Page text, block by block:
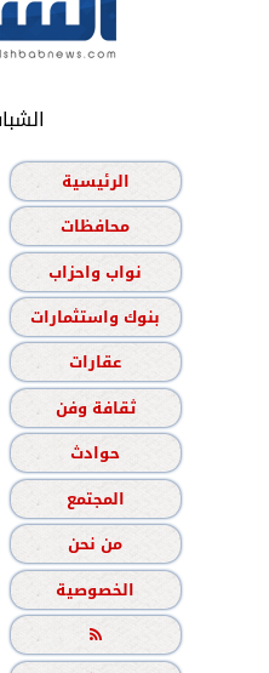
الرئيسية
محافظات
نواب واحزاب
بنوك واستثمارات
عقارات
ثقافة وفن
حوادث
المجتمع
من نحن
الخصوصية
